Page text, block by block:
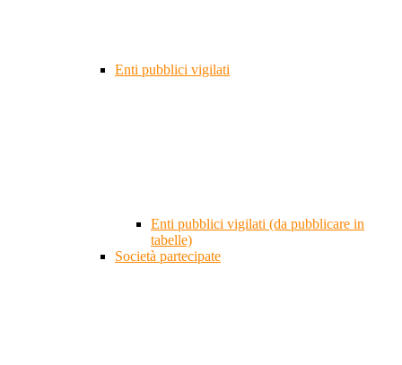
Enti pubblici vigilati
Enti pubblici vigilati (da pubblicare in
tabelle)
Società partecipate